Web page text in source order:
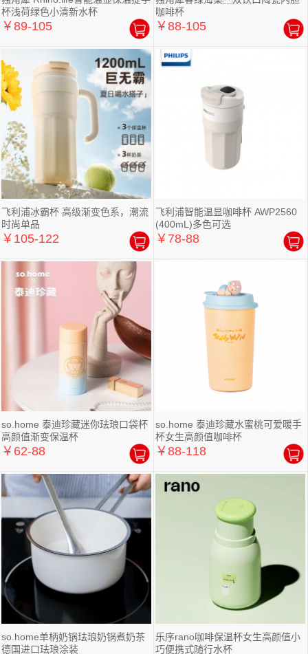
杯浅荷绿色小清新水杯
￥89-105
咖啡杯
￥88-105
飞利浦冰霸杯 高级渐变色系，潮流
时尚单品
￥105-122
飞利浦智能温显咖啡杯 AWP2560
(400mL)多色可选
￥78-88
so.home 泰迪珍藏迷你珐琅口袋杯
高颜值渐变保温杯
￥62-88
so.home 泰迪珍藏水蜜桃可爱暖手
杯女生高颜值咖啡杯
￥88-118
so.home单柄奶锅珐琅奶锅煮奶茶
德国进口珐琅涂装
乐序rano咖啡保温杯女生高颜值小
巧便携式随行水杯